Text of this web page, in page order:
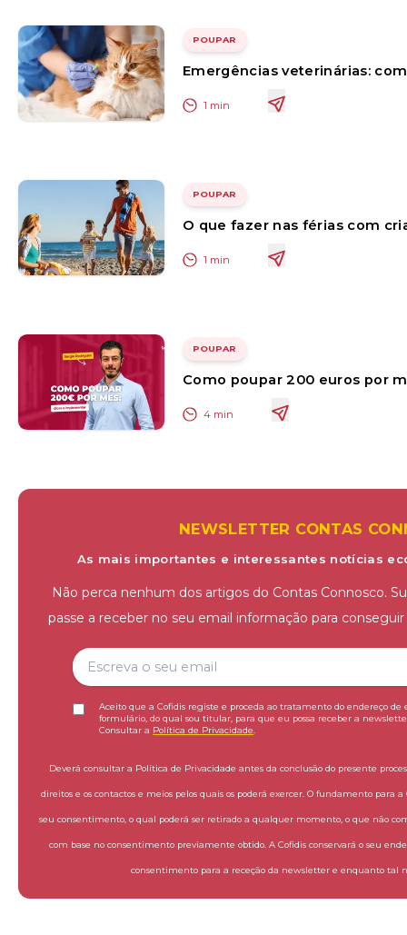
POUPAR
Emergências veterinárias:
1 min
POUPAR
O que fazer nas férias com
1 min
POUPAR
Como poupar 200 euros por
4min
NEWSLETTER CONTAS
As mais importantes e interessantes notícias
Não perca nenhum dos artigos do Contas Connosco.
passe a receber no seu email informação para
Aceito que a Cofidis registe e proceda ao tratamento do endereço
formulário, do qual sou titular, para que eu possa receber a
Consultar a Política de Privacidade
Deverá consultar a Política de Privacidade antes da conclusão do presente
direitos e os contactos e meios pelos quais os poderá exercer. O fundamento para
seu consentimento, o qual poderá ser retirado a qualquer momento, o que não
com base no consentimento previamente obtido. A Cofidis conservará o seu
consentimento para a receção da newsletter e enquanto tal